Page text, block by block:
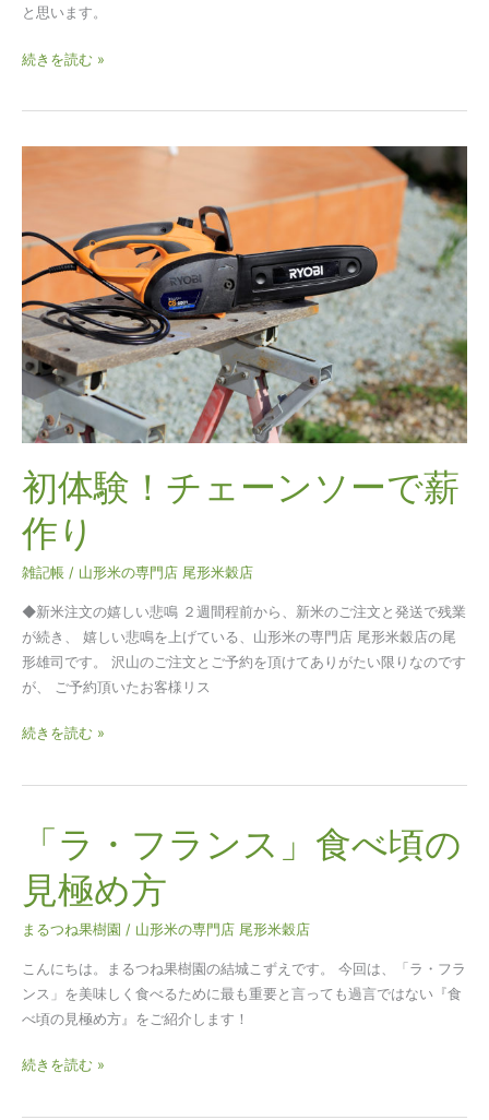
と思います。
収
し！
続きを読む »
初体験！チェーンソーで薪
作り
雑記帳 / 山形米の専門店 尾形米穀店
◆新米注文の嬉しい悲鳴 ２週間程前から、新米のご注文と発送で残業
が続き、 嬉しい悲鳴を上げている、山形米の専門店 尾形米穀店の尾
形雄司です。 沢山のご注文とご予約を頂けてありがたい限りなのです
が、 ご予約頂いたお客様リス
チ
ー
ン
ソ
ー
薪
作
続きを読む »
「ラ・フランス」食べ頃の
見極め方
まるつね果樹園 / 山形米の専門店 尾形米穀店
こんにちは。まるつね果樹園の結城こずえです。 今回は、「ラ・フラ
ンス」を美味しく食べるために最も重要と言っても過言ではない『食
べ頃の見極め方』をご紹介します！
「ラ・
ラ
ン
ス」
見
続きを読む »